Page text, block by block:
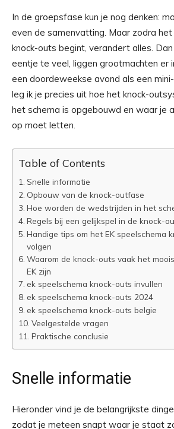
In de groepsfase kun je nog denken:
even de samenvatting. Maar zodra het
knock-outs begint, verandert alles.
eentje te veel, liggen grootmachten er
een doordeweekse avond als een
leg ik je precies uit hoe het knock-
het schema is opgebouwd en waar je
op moet letten.
Table of Contents
Snelle informatie
Opbouw van de knock-outfase
Hoe worden de wedstrijden in het
Regels bij een gelijkspel in de knock-
Handige tips om het EK speelschema
volgen
Waarom de knock-outs vaak het
EK zijn
ek speelschema knock-outs invullen
ek speelschema knock-outs 2024
ek speelschema knock-outs belgie
Veelgestelde vragen
Praktische conclusie
Snelle informatie
Hieronder vind je de belangrijkste
zodat je meteen snapt waar je staat